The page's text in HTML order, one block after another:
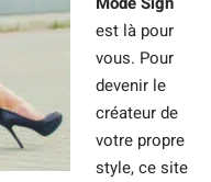
est là pour
vous. Pour
devenir le
créateur de
votre propre
style, ce site